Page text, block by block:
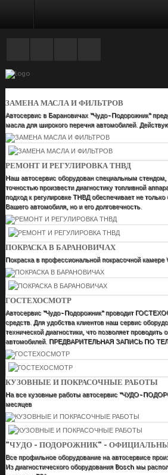
ЗАМЕНА МАСЛА И ФИЛЬТРОВ
Автосервис в Барановичах "Чудо-Подорожник"
масла для широкого перечня автомобилей.
РЕМОНТ И РЕГУЛИРОВКА ТНВД
Наш автосервис оборудован специальным стендом,
точностью произвести диагностику топливной
подход к регулировке ТНВД обеспечивает не только
Вашего автомобиля, но и его долговечность.
ПОКРАСКА В БАРАНОВИЧАХ
Покраска в профессиональной покрасочной
ГОСТЕХОСМОТР
Автосервис "Чудо-Подорожник" проводит
средств. Для удобства клиентов наш сервис
технической диагностики, что позволяет проводить
автомобилей. ПРЕДВАРИТЕЛЬНАЯ ЗАПИСЬ ПО
КУЗОВНЫЕ И ПОКРАСОЧНЫЕ РАБОТЫ
На все кузовные работы автосервис "ЧУДО-
месяцев
"ЧУДО - ПОДОРОЖНИК" -
Все профильное оборудование на автосервисе
Из диагностического оборудования Bosch мы